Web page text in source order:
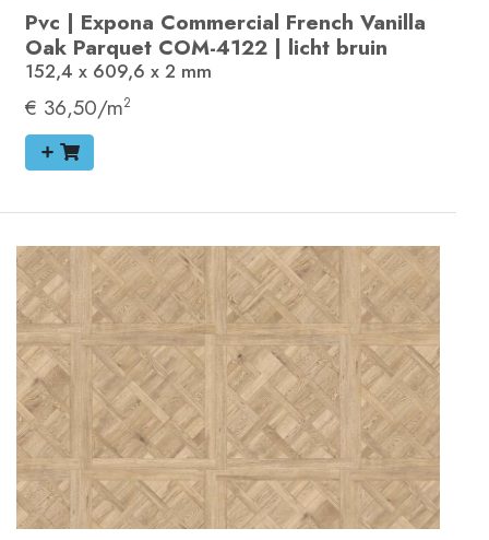
Pvc | Expona Commercial French Vanilla
Oak Parquet COM-4122 | licht bruin
152,4 x 609,6 x 2 mm
€ 36,50/m2